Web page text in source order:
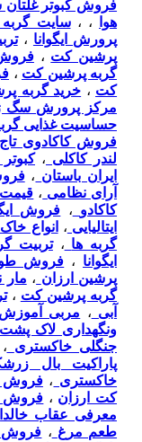
فروش کبوتر
هوا
، ،سایت
پرورش ایگوانا ،
پرشین کت ،فروش
گربه پرشین کت ،
کت ، خرید گربه
مرکز پرورش سگ
حساسیت غذایی
فروش کاکادوی
لندر کاکلی ،
ایران باستان ،
آرای نظامی ، قیمت
کاکادو ، فروش
ایتالیایی ، انواع
گربه ها ،تربیت
ایگوانا ، فروش
پرشین ارزان ، مار
گربه پرشین کت ،
آبی ، مربی
ونگهداری لاک
جنگلی خاکستری ،
پاراکیت بال
خاکستری ،فروش
کت ارزان ، فروش
معرفی عقاب
طعم مرغ ، فروش